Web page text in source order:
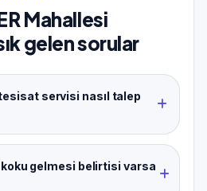
Mahallesi
gelen sorular
servisi nasıl talep
gelmesi belirtisi varsa